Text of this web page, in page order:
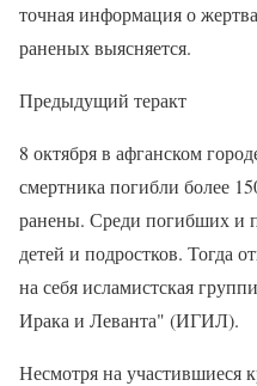
точная информация о
раненых выясняется.
Предыдущий теракт
8 октября в афганском
смертника погибли более
ранены. Среди погибших и
детей и подростков. Тогда
на себя исламистская
Ирака и Леванта" (ИГИЛ).
Несмотря на участившиеся